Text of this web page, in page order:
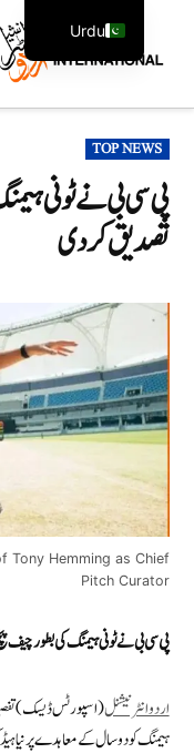
POSTED
IN
TOP NEWS
پی سی بی نے ٹونی
تصدیق کردی
Tony Hemming as Chief
Pitch Curator
پی سی بی نے ٹونی ہیمنگ کی بطور
اردو انٹرنیشنل(اسپورٹس ڈیسک
ہیمنگ کو دو سال کے معاہدے پر نیا
Urdu
English